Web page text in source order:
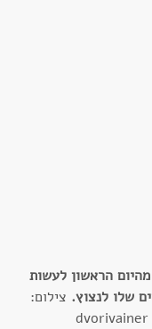
הראשון לעשות
שלו לנצוץ. צילום: